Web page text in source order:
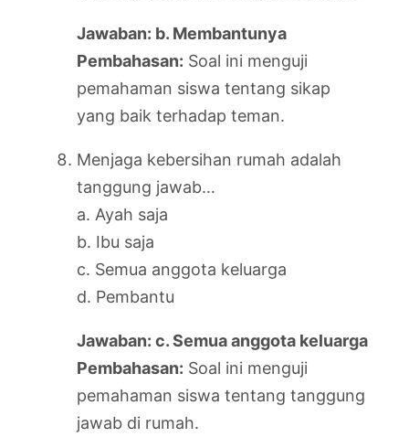
Jawaban: b. Membantunya
Pembahasan: Soal ini menguji
pemahaman siswa tentang sikap
yang baik terhadap teman.
Menjaga kebersihan rumah adalah
tanggung jawab…
a. Ayah saja
b. Ibu saja
c. Semua anggota keluarga
d. Pembantu
Jawaban: c. Semua anggota keluarga
Pembahasan: Soal ini menguji
pemahaman siswa tentang tanggung
jawab di rumah.